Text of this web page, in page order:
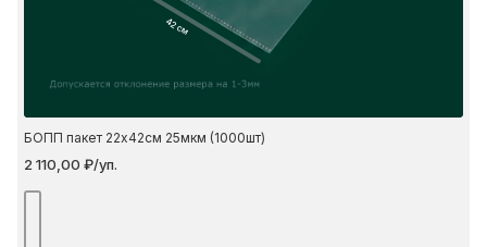
42 см
БОПП пакет 22х42см 25мкм (1000шт)
2 110,00 ₽/уп.